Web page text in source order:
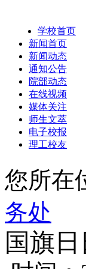
学校首页
新闻首页
新闻动态
通知公告
院部动态
在线视频
媒体关注
师生文萃
电子校报
理工校友
您所在
务处
国旗